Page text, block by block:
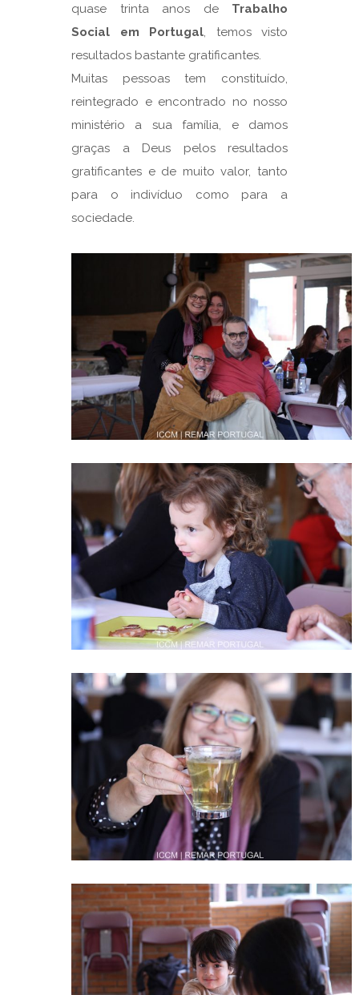
quase trinta anos de Trabalho
Social em Portugal, temos visto
resultados bastante gratificantes.
Muitas pessoas tem constituído,
reintegrado e encontrado no nosso
ministério a sua família, e damos
graças a Deus pelos resultados
gratificantes e de muito valor, tanto
para o indivíduo como para a
sociedade.